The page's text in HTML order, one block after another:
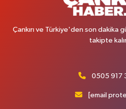
Çankırı ve Türkiye'den son dakika
takipte
0505 917
[email